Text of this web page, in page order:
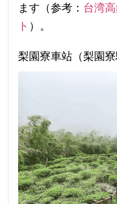
ます（参考： 台湾
ト ）。
梨園寮車站（梨園寮